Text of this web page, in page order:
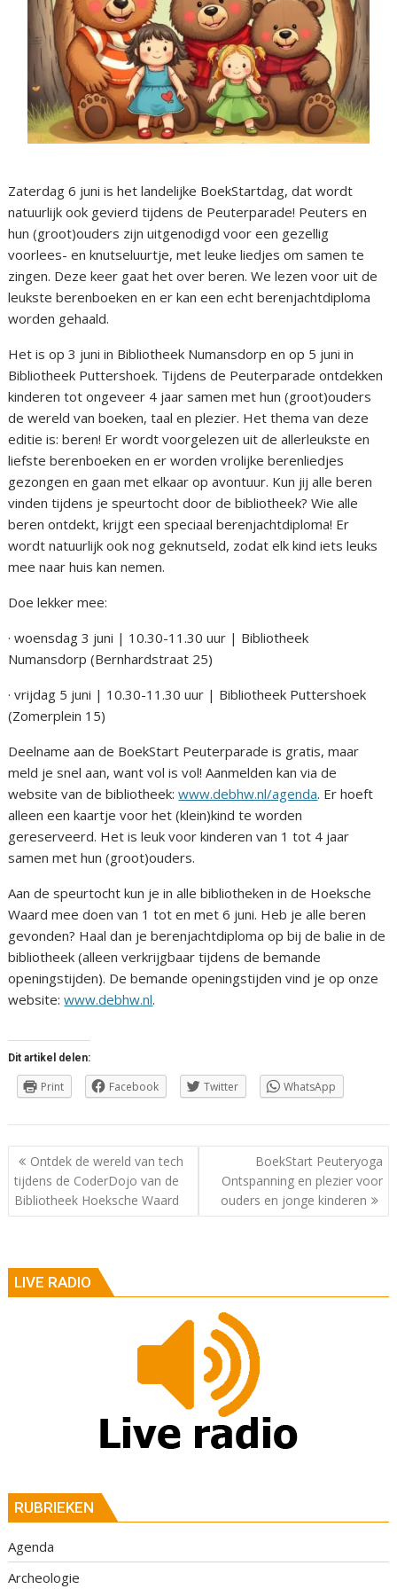
Zaterdag 6 juni is het landelijke BoekStartdag, dat wordt
natuurlijk ook gevierd tijdens de Peuterparade! Peuters en
hun (groot)ouders zijn uitgenodigd voor een gezellig
voorlees- en knutseluurtje, met leuke liedjes om samen te
zingen. Deze keer gaat het over beren. We lezen voor uit de
leukste berenboeken en er kan een echt berenjachtdiploma
worden gehaald.
Het is op 3 juni in Bibliotheek Numansdorp en op 5 juni in
Bibliotheek Puttershoek. Tijdens de Peuterparade ontdekken
kinderen tot ongeveer 4 jaar samen met hun (groot)ouders
de wereld van boeken, taal en plezier. Het thema van deze
editie is: beren! Er wordt voorgelezen uit de allerleukste en
liefste berenboeken en er worden vrolijke berenliedjes
gezongen en gaan met elkaar op avontuur. Kun jij alle beren
vinden tijdens je speurtocht door de bibliotheek? Wie alle
beren ontdekt, krijgt een speciaal berenjachtdiploma! Er
wordt natuurlijk ook nog geknutseld, zodat elk kind iets leuks
mee naar huis kan nemen.
Doe lekker mee:
· woensdag 3 juni | 10.30-11.30 uur | Bibliotheek
Numansdorp (Bernhardstraat 25)
· vrijdag 5 juni | 10.30-11.30 uur | Bibliotheek Puttershoek
(Zomerplein 15)
Deelname aan de BoekStart Peuterparade is gratis, maar
meld je snel aan, want vol is vol! Aanmelden kan via de
website van de bibliotheek:www.debhw.nl/agenda. Er hoeft
alleen een kaartje voor het (klein)kind te worden
gereserveerd. Het is leuk voor kinderen van 1 tot 4 jaar
samen met hun (groot)ouders.
Aan de speurtocht kun je in alle bibliotheken in de Hoeksche
Waard mee doen van 1 tot en met 6 juni. Heb je alle beren
gevonden? Haal dan je berenjachtdiploma op bij de balie in de
bibliotheek (alleen verkrijgbaar tijdens de bemande
openingstijden). De bemande openingstijden vind je op onze
website:www.debhw.nl.
Dit artikel delen:
Print Facebook Twitter WhatsApp
Berichtnavigatie
Ontdek de wereld van tech
tijdens de CoderDojo van de
Bibliotheek Hoeksche Waard
BoekStart Peuteryoga
Ontspanning en plezier voor
ouders en jonge kinderen
LIVE RADIO
RUBRIEKEN
Agenda
Archeologie